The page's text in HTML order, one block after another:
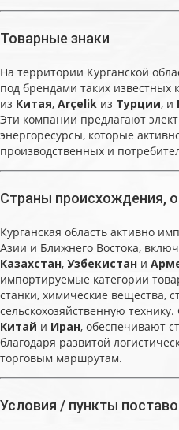
Товарные знаки
На территории Курганской
под брендами таких известных
из Китая, Arçelik из Турции, и
Эти компании предлагают
энергоресурсы, которые
производственных и
Страны происхождения,
Курганская область активно
Азии и Ближнего Востока,
Казахстан, Узбекистан и
импортируемые категории
станки, химические вещества,
сельскохозяйственную
Китай и Иран, обеспечивают
благодаря развитой
торговым маршрутам.
Условия / пункты